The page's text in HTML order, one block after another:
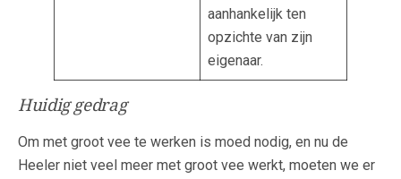
aanhankelijk ten
opzichte van zijn
eigenaar.
Huidig gedrag
Om met groot vee te werken is moed nodig, en nu de
Heeler niet veel meer met groot vee werkt, moeten we er